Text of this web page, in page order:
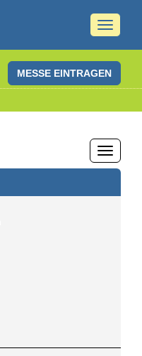
MESSE EINTRAGEN
ein-/